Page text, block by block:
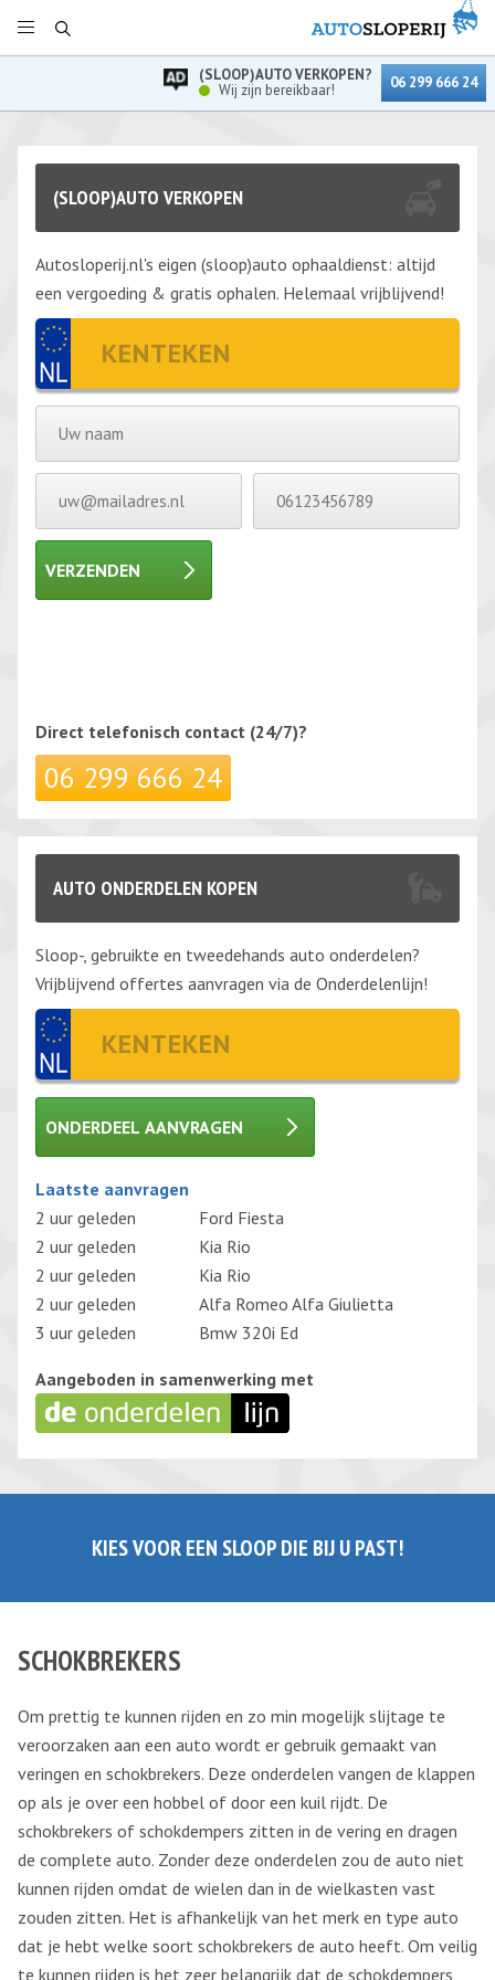
(SLOOP)AUTO VERKOPEN?
Wij zijn bereikbaar!
06 299 666 24
(SLOOP)AUTO VERKOPEN
Autosloperij.nl's eigen (sloop)auto ophaaldienst: altijd
een vergoeding & gratis ophalen. Helemaal vrijblijvend!
VERZENDEN
Direct telefonisch contact (24/7)?
06 299 666 24
AUTO ONDERDELEN KOPEN
Sloop-, gebruikte en tweedehands auto onderdelen?
Vrijblijvend offertes aanvragen via de Onderdelenlijn!
ONDERDEEL AANVRAGEN
Gelieve dit veld leeg te laten.
Laatste aanvragen
2 uur geleden
Ford Fiesta
2 uur geleden
Kia Rio
2 uur geleden
Kia Rio
2 uur geleden
Alfa Romeo Alfa Giulietta
3 uur geleden
Bmw 320i Ed
Aangeboden in samenwerking met
KIES VOOR EEN SLOOP DIE BIJ U PAST!
SCHOKBREKERS
Om prettig te kunnen rijden en zo min mogelijk slijtage te
veroorzaken aan een auto wordt er gebruik gemaakt van
veringen en schokbrekers. Deze onderdelen vangen de klappen
op als je over een hobbel of door een kuil rijdt. De
schokbrekers of schokdempers zitten in de vering en dragen
de complete auto. Zonder deze onderdelen zou de auto niet
kunnen rijden omdat de wielen dan in de wielkasten vast
zouden zitten. Het is afhankelijk van het merk en type auto
dat je hebt welke soort schokbrekers de auto heeft. Om veilig
te kunnen rijden is het zeer belangrijk dat de schokdempers